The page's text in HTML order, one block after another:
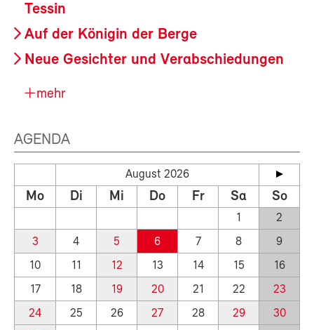
Tessin
Auf der Königin der Berge
Neue Gesichter und Verabschiedungen
mehr
AGENDA
August 2026
Mo Di Mi Do Fr Sa So
1
2
3
4 5 6 7 8
9
10
11 12 13 14 15
16
17
18 19 20 21 22
23
24
25 26 27 28 29
30